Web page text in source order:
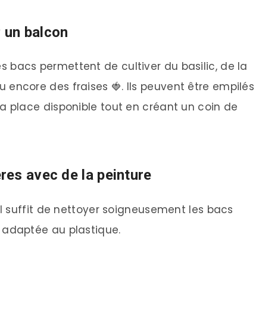
balcon
bacs permettent de cultiver du basilic, de la
encore des fraises 🍓. Ils peuvent être empilés
place disponible tout en créant un coin de
avec de la peinture
suffit de nettoyer soigneusement les bacs
au plastique.